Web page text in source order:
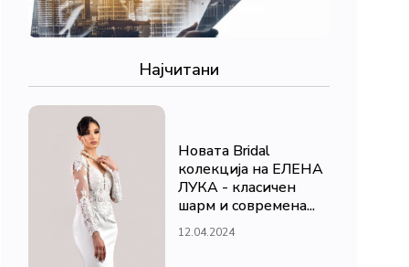
Најчитани
Новата Bridal
колекција на ЕЛЕНА
ЛУКА - класичен
шарм и современа...
12.04.2024